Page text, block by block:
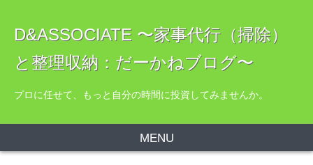
D&ASSOCIATE 〜家事代行（掃除）
と整理収納：だーかねブログ〜
プロに任せて、もっと自分の時間に投資してみませんか。
MENU